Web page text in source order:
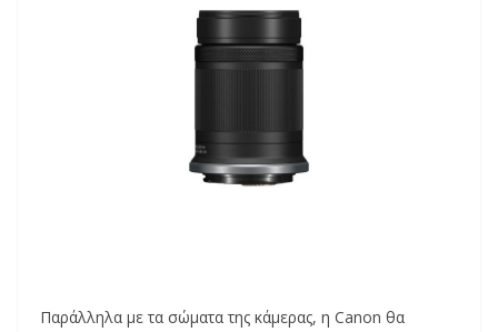
Παράλληλα με τα σώματα της κάμερας, η Canon θα